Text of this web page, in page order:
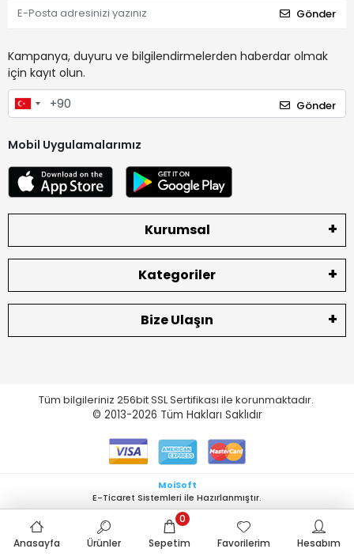
Gönder
Kampanya, duyuru ve bilgilendirmelerden haberdar olmak
için kayıt olun.
Gönder
Mobil Uygulamalarımız
Kurumsal
Kategoriler
Bize Ulaşın
Tüm bilgileriniz 256bit SSL Sertifikası ile korunmaktadır.
© 2013-2026 Tüm Hakları Saklıdır
Anasayfa Ürünler Sepetim
0
Favorilerim
Hesabım
MoiSoft
E-Ticaret Sistemleri ile Hazırlanmıştır.